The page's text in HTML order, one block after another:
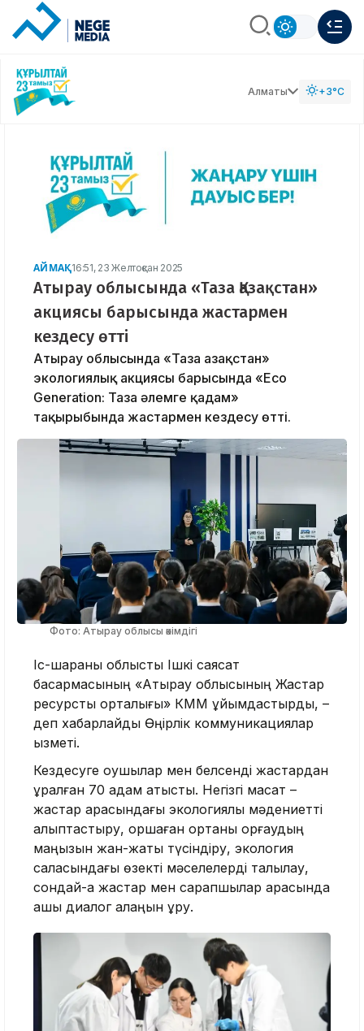
Алматы +3°C
АЙМАҚ16:51, 23 Желтоқсан 2025
Атырау облысында «Таза Қазақстан»
акциясы барысында жастармен
кездесу өтті
Атырау облысында «Таза Қазақстан»
экологиялық акциясы барысында «Eco
Generation: Таза әлемге қадам»
тақырыбында жастармен кездесу өтті.
Фото: Атырау облысы әкімдігі
Іс-шараны облыстық Ішкі саясат
басқармасының «Атырау облысының Жастар
ресурстық орталығы» КММ ұйымдастырды, –
деп хабарлайды Өңірлік коммуникациялар
қызметі.
Кездесуге оқушылар мен белсенді жастардан
құралған 70 адам қатысты. Негізгі мақсат –
жастар арасындағы экологиялық мәдениетті
қалыптастыру, қоршаған ортаны қорғаудың
маңызын жан-жақты түсіндіру, экология
саласындағы өзекті мәселелерді талқылау,
сондай-ақ жастар мен сарапшылар арасында
ашық диалог алаңын құру.